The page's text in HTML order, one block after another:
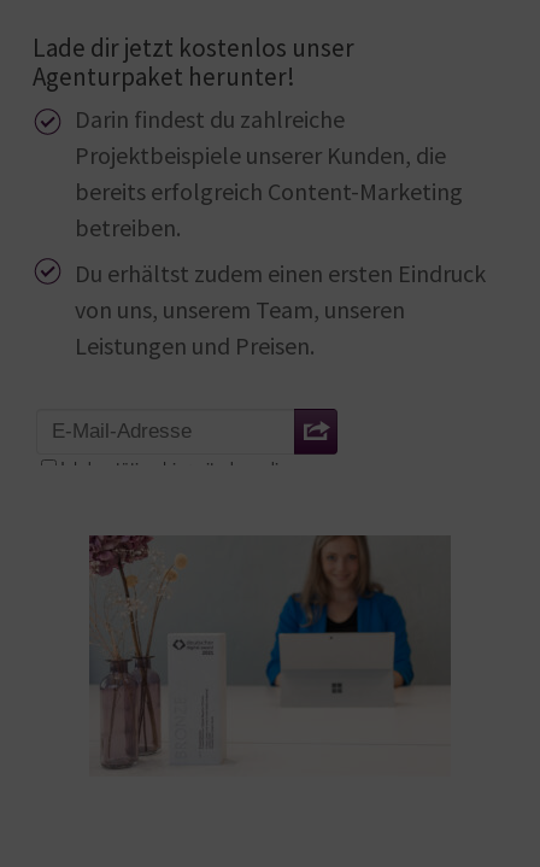
Lade dir jetzt kostenlos unser
Agenturpaket herunter!
Darin findest du zahlreiche
Projektbeispiele unserer Kunden, die
bereits erfolgreich Content-Marketing
betreiben.
Du erhältst zudem einen ersten Eindruck
von uns, unserem Team, unseren
Leistungen und Preisen.